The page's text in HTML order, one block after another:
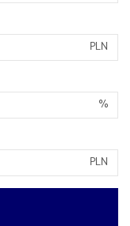
PLN
%
PLN